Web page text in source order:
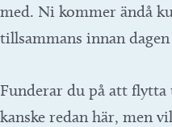
med. Ni kommer ändå
tillsammans innan
Funderar du på att
kanske redan här, men